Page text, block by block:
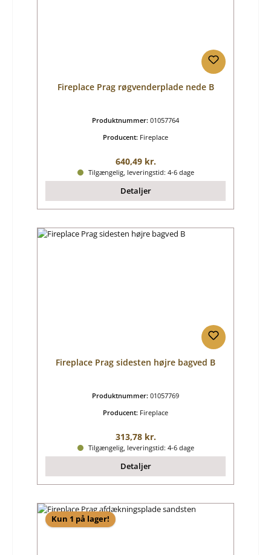
Fireplace Prag røgvenderplade nede B
Produktnummer: 01057764
Producent: Fireplace
Almindelig pris:
640,49 kr.
Tilgængelig, leveringstid: 4-6 dage
Detaljer
Fireplace Prag sidesten højre bagved B
Produktnummer: 01057769
Producent: Fireplace
Almindelig pris:
313,78 kr.
Tilgængelig, leveringstid: 4-6 dage
Detaljer
Kun 1 på lager!